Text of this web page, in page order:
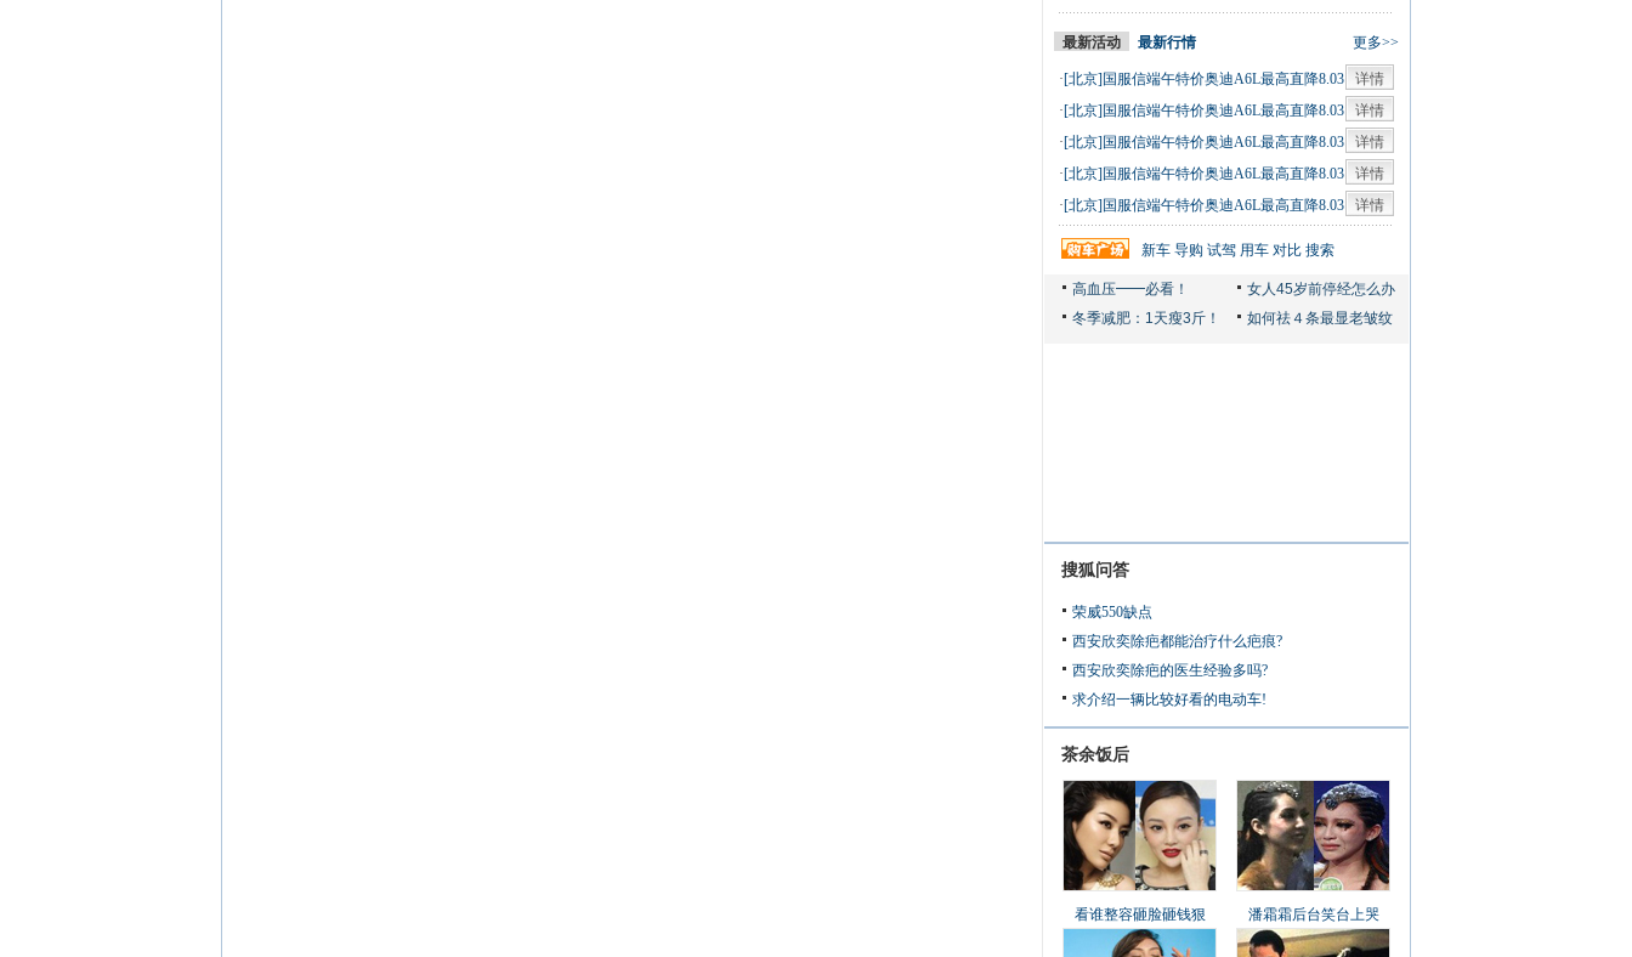
最新活动 最新行情 更多>>
详情
·[北京]国服信端午特价奥迪A6L最高直降8.03
万 0人
详情
·[北京]国服信端午特价奥迪A6L最高直降8.03
万 0人
详情
·[北京]国服信端午特价奥迪A6L最高直降8.03
万 0人
详情
·[北京]国服信端午特价奥迪A6L最高直降8.03
万 0人
详情
·[北京]国服信端午特价奥迪A6L最高直降8.03
万 0人
新车 导购 试驾 用车 对比 搜索
搜狐问答
荣威550缺点
西安欣奕除疤都能治疗什么疤痕?
西安欣奕除疤的医生经验多吗?
求介绍一辆比较好看的电动车!
茶余饭后
看谁整容砸脸砸钱狠 潘霜霜后台笑台上哭